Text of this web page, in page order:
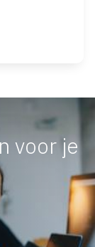
voor je